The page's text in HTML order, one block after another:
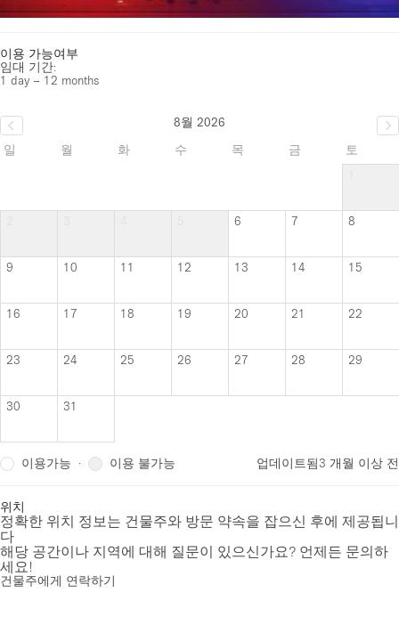
이용 가능여부
임대 기간:
1 day – 12 months
8월 2026
일
월 화 수 목 금
토
6 7 8
9 10 11 12 13 14 15
16 17 18 19 20 21 22
23 24 25 26 27 28 29
30 31
이용가능 · 이용 불가능 업데이트됨3 개월 이상 전
위치
정확한 위치 정보는 건물주와 방문 약속을 잡으신 후에 제공됩니
다
해당 공간이나 지역에 대해 질문이 있으신가요? 언제든 문의하
세요!
건물주에게 연락하기